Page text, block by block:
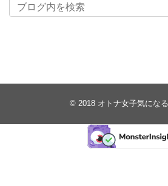
© 2018 オトナ女子気にな